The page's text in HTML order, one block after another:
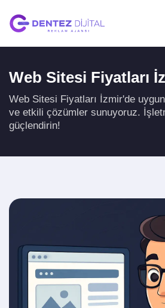
Web Sitesi Fiyatları
Web Sitesi Fiyatları İzmir'de
ve etkili çözümler sunuyoruz.
güçlendirin!